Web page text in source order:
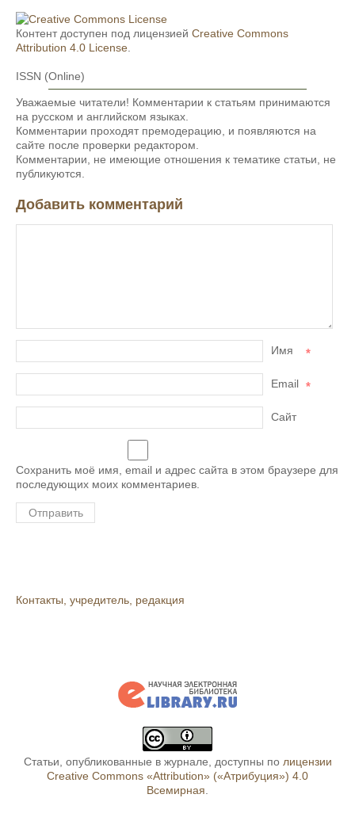
Контент доступен под лицензией Creative Commons
Attribution 4.0 License
ISSN (Online)
Уважаемые читатели! Комментарии к статьям принимаются
на русском и английском языках.
Комментарии проходят премодерацию, и появляются на
сайте после проверки редактором.
Комментарии, не имеющие отношения к тематике статьи, не
публикуются.
Добавить комментарий
Имя *
Email *
Сайт
Сохранить моё имя, email и адрес сайта в этом браузере для
последующих моих комментариев.
Контакты, учредитель, редакция
Статьи, опубликованные в журнале, доступны по лицензии
Creative Commons «Attribution» («Атрибуция») 4.0
Всемирная